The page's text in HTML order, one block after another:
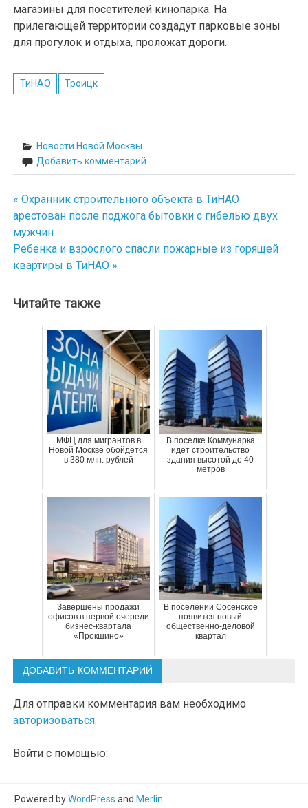
магазины для посетителей кинопарка. На
прилегающей территории создадут парковые зоны
для прогулок и отдыха, проложат дороги.
ТиНАО Троицк
Новости Новой Москвы
Добавить комментарий
Навигация
по
записям
« Охранник строительного объекта в ТиНАО
арестован после поджога бытовки с гибелью двух
мужчин
Ребенка и взрослого спасли пожарные из горящей
квартиры в ТиНАО »
Читайте также
МФЦ для мигрантов в
Новой Москве обойдется
в 380 млн. рублей
В поселке Коммунарка
идет строительство
здания высотой до 40
метров
Завершены продажи
офисов в первой очереди
бизнес-квартала
«Прокшино»
В поселении Сосенское
появится новый
общественно-деловой
квартал
ДОБАВИТЬ КОММЕНТАРИЙ
Для отправки комментария вам необходимо
авторизоваться.
Войти с помощью:
Powered byWordPress and Merlin